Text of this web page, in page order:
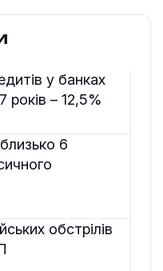
у банках
років – 12,5%
6
обстрілів